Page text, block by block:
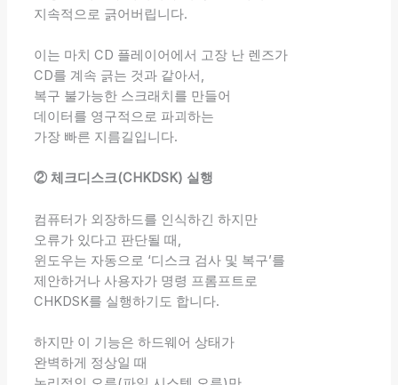
지속적으로 긁어버립니다.
이는 마치 CD 플레이어에서 고장 난 렌즈가
CD를 계속 긁는 것과 같아서,
복구 불가능한 스크래치를 만들어
데이터를 영구적으로 파괴하는
가장 빠른 지름길입니다.
② 체크디스크(CHKDSK) 실행
컴퓨터가 외장하드를 인식하긴 하지만
오류가 있다고 판단될 때,
윈도우는 자동으로 ‘디스크 검사 및 복구’를
제안하거나 사용자가 명령 프롬프트로
CHKDSK를 실행하기도 합니다.
하지만 이 기능은 하드웨어 상태가
완벽하게 정상일 때